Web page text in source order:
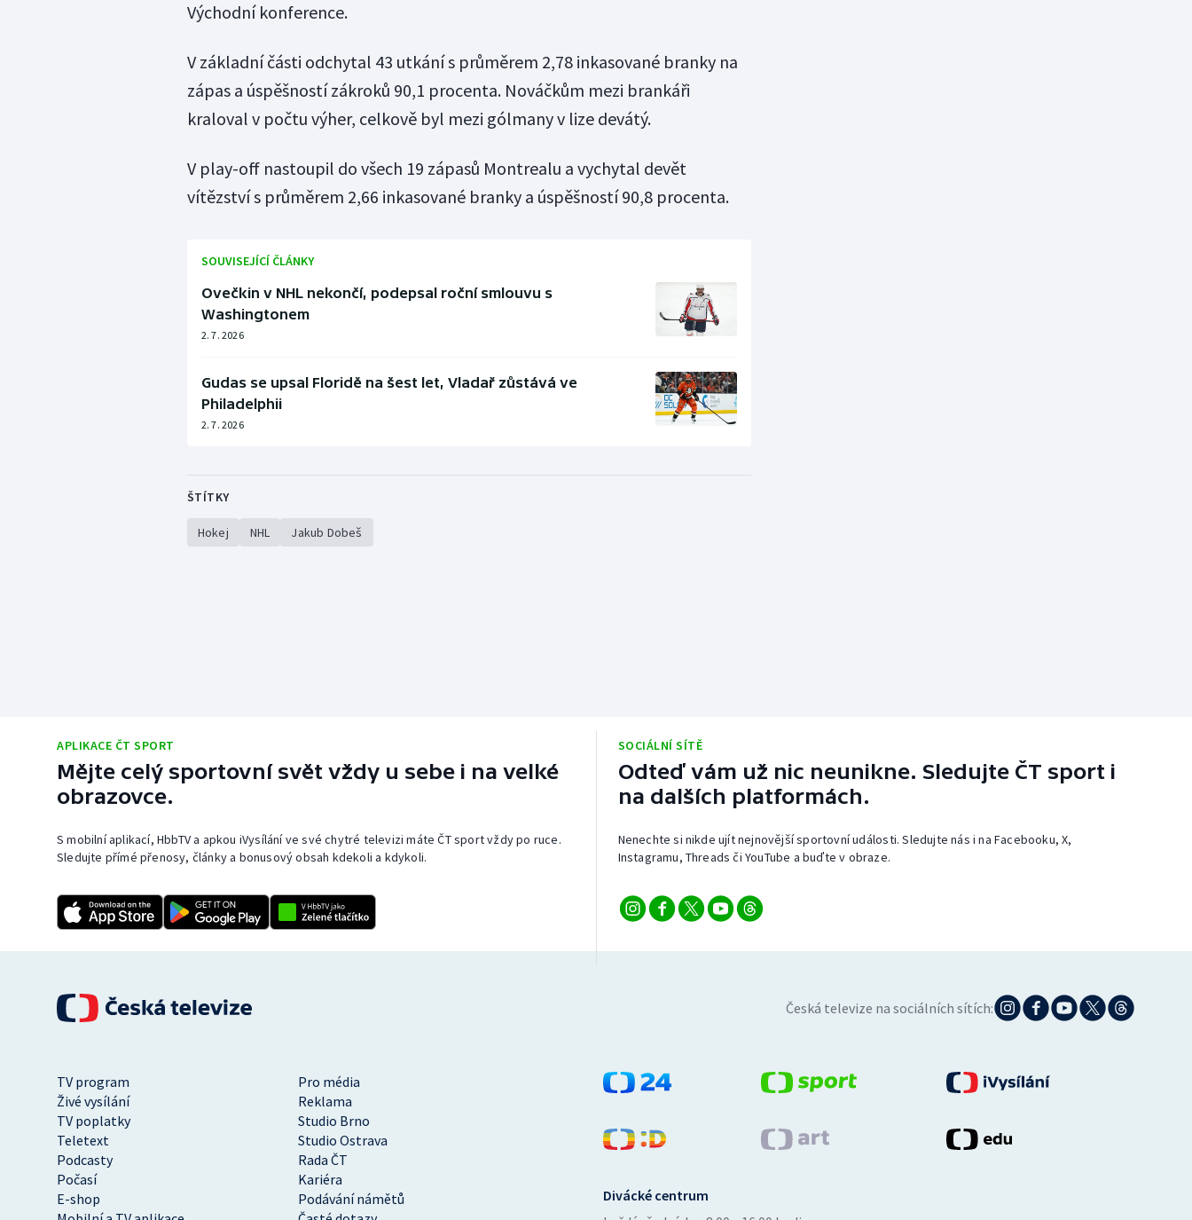
Východní konference.
V základní části odchytal 43 utkání s průměrem 2,78 inkasované branky na
zápas a úspěšností zákroků 90,1 procenta. Nováčkům mezi brankáři
kraloval v počtu výher, celkově byl mezi gólmany v lize devátý.
V play-off nastoupil do všech 19 zápasů Montrealu a vychytal devět
vítězství s průměrem 2,66 inkasované branky a úspěšností 90,8 procenta.
SOUVISEJÍCÍ ČLÁNKY
Ovečkin v NHL nekončí, podepsal roční smlouvu s
Washingtonem
2. 7. 2026
Gudas se upsal Floridě na šest let, Vladař zůstává ve
Philadelphii
2. 7. 2026
ŠTÍTKY
Hokej NHL Jakub Dobeš
APLIKACE ČT SPORT
Mějte celý sportovní svět vždy u sebe i na velké
obrazovce.
S mobilní aplikací, HbbTV a apkou iVysílání ve své chytré televizi máte ČT sport vždy po ruce.
Sledujte přímé přenosy, články a bonusový obsah kdekoli a kdykoli.
SOCIÁLNÍ SÍTĚ
Odteď vám už nic neunikne. Sledujte ČT sport i
na dalších platformách.
Nenechte si nikde ujít nejnovější sportovní události. Sledujte nás i na Facebooku, X,
Instagramu, Threads či YouTube a buďte v obraze.
Česká televize na sociálních sítích:
TV program
Pro média
Živé vysílání
Reklama
TV poplatky
Studio Brno
Teletext
Studio Ostrava
Podcasty
Rada ČT
Počasí
Kariéra
E-shop
Podávání námětů
Divácké centrum